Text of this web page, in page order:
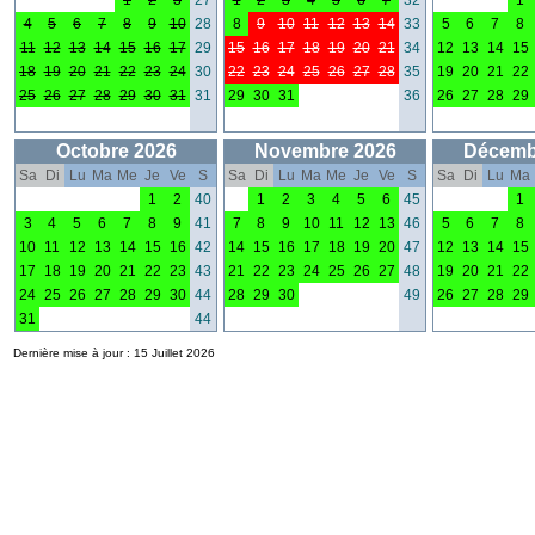
4
5 6 7 8 9 10 28
11 12 13 14 15 16 17 29
18 19 20 21 22 23 24 30
25 26 27 28 29 30 31 31
8
9 10 11 12 13 14 33
15 16 17 18 19 20 21 34
22 23 24 25 26 27 28 35
29 30 31 36
5
6 7
8
12
13 14
15
19 20 21 22
26 27 28 29
Octobre 2026
Sa Di Lu Ma Me Je Ve
S
1
2
40
3
4 5 6 7 8 9
41
10 11 12 13 14 15 16 42
17
18 19 20 21 22 23 43
24 25 26 27 28 29 30 44
31
44
Novembre 2026
Sa Di Lu Ma Me Je Ve
S
1
2 3 4 5 6
45
7
8 9 10 11 12 13 46
14 15 16 17 18 19 20 47
21 22 23 24 25 26 27 48
28 29 30 49
Sa Di Lu Ma
1
5
6 7
8
12
13 14
15
19 20 21 22
26 27 28 29
Dernière mise à jour : 15 Juillet 2026